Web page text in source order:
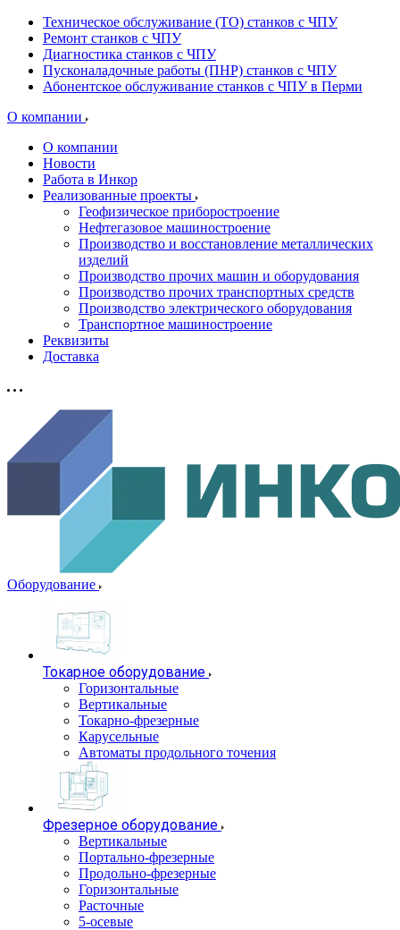
Техническое обслуживание (ТО) станков с ЧПУ
Ремонт станков с ЧПУ
Диагностика станков с ЧПУ
Пусконаладочные работы (ПНР) станков с ЧПУ
Абонентское обслуживание станков с ЧПУ в Перми
О компании
О компании
Новости
Работа в Инкор
Реализованные проекты
Геофизическое приборостроение
Нефтегазовое машиностроение
Производство и восстановление металлических
изделий
Производство прочих машин и оборудования
Производство прочих транспортных средств
Производство электрического оборудования
Транспортное машиностроение
Реквизиты
Доставка
Оборудование
Токарное оборудование
Горизонтальные
Вертикальные
Токарно-фрезерные
Карусельные
Автоматы продольного точения
Фрезерное оборудование
Вертикальные
Портально-фрезерные
Продольно-фрезерные
Горизонтальные
Расточные
5-осевые